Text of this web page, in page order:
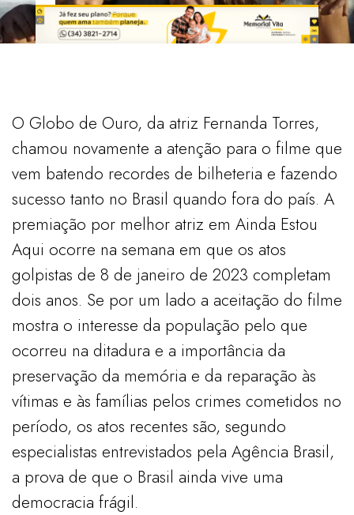
O Globo de Ouro, da atriz Fernanda Torres,
chamou novamente a atenção para o filme que
vem batendo recordes de bilheteria e fazendo
sucesso tanto no Brasil quando fora do país. A
premiação por melhor atriz em Ainda Estou
Aqui ocorre na semana em que os atos
golpistas de 8 de janeiro de 2023 completam
dois anos. Se por um lado a aceitação do filme
mostra o interesse da população pelo que
ocorreu na ditadura e a importância da
preservação da memória e da reparação às
vítimas e às famílias pelos crimes cometidos no
período, os atos recentes são, segundo
especialistas entrevistados pela Agência Brasil,
a prova de que o Brasil ainda vive uma
democracia frágil.